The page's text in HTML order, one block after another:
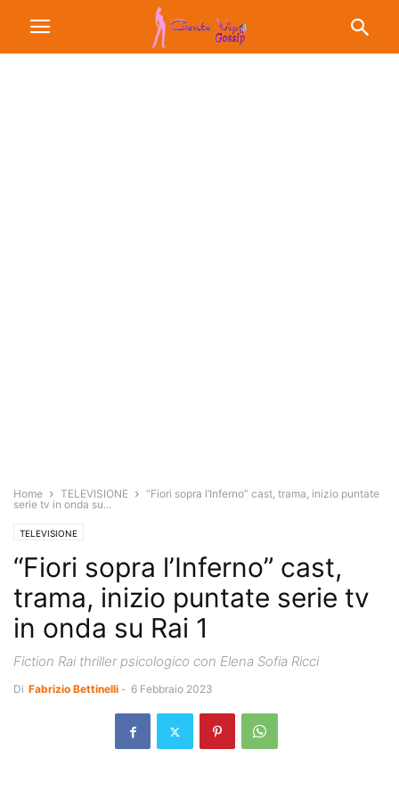
Home TELEVISIONE
“Fiori sopra l’Inferno” cast, trama, inizio puntate
serie tv in onda su...
TELEVISIONE
“Fiori sopra l’Inferno” cast,
trama, inizio puntate serie tv
in onda su Rai 1
Fiction Rai thriller psicologico con Elena Sofia Ricci
Di Fabrizio Bettinelli - 6 Febbraio 2023